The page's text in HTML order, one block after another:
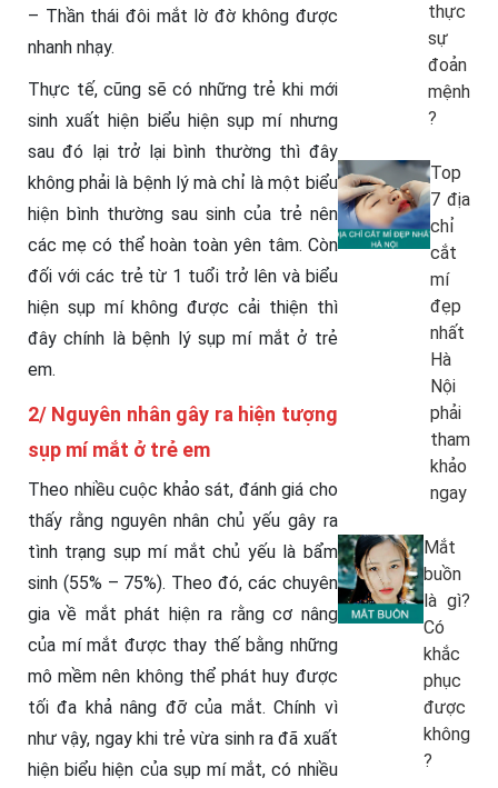
– Thần thái đôi mắt lờ đờ không được
nhanh nhạy.
Thực tế, cũng sẽ có những trẻ khi mới
sinh xuất hiện biểu hiện sụp mí nhưng
sau đó lại trở lại bình thường thì đây
không phải là bệnh lý mà chỉ là một biểu
hiện bình thường sau sinh của trẻ nên
các mẹ có thể hoàn toàn yên tâm. Còn
đối với các trẻ từ 1 tuổi trở lên và biểu
hiện sụp mí không được cải thiện thì
đây chính là bệnh lý sụp mí mắt ở trẻ
em.
2/ Nguyên nhân gây ra hiện tượng
sụp mí mắt ở trẻ em
Theo nhiều cuộc khảo sát, đánh giá cho
thấy rằng nguyên nhân chủ yếu gây ra
tình trạng sụp mí mắt chủ yếu là bẩm
sinh (55% – 75%). Theo đó, các chuyên
gia về mắt phát hiện ra rằng cơ nâng
của mí mắt được thay thế bằng những
mô mềm nên không thể phát huy được
tối đa khả nâng đỡ của mắt. Chính vì
như vậy, ngay khi trẻ vừa sinh ra đã xuất
hiện biểu hiện của sụp mí mắt, có nhiều
thực
sự
đoản
mệnh
?
Top
7 địa
chỉ
cắt
mí
đẹp
nhất
Hà
Nội
phải
tham
khảo
ngay
Mắt
buồn
là gì?
Có
khắc
phục
được
không
?